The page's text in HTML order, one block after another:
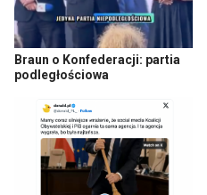
Braun o Konfederacji: partia
podległościowa